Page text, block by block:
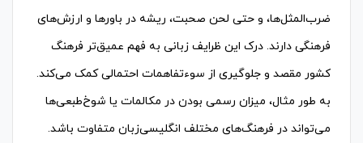
ضرب‌المثل‌ها، و حتی لحن صحبت، ریشه در باورها و ارزش‌های
فرهنگی دارند. درک این ظرایف زبانی به فهم عمیق‌تر فرهنگ
کشور مقصد و جلوگیری از سوءتفاهمات احتمالی کمک می‌کند.
به طور مثال، میزان رسمی بودن در مکالمات یا شوخ‌طبعی‌ها
می‌تواند در فرهنگ‌های مختلف انگلیسی‌زبان متفاوت باشد.